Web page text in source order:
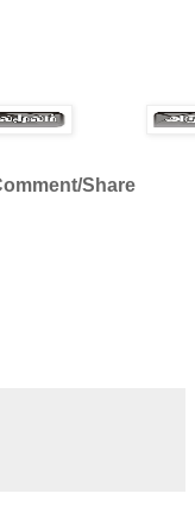
Share